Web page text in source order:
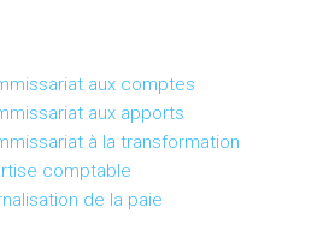
aux comptes
aux apports
à la transformation
comptable
de la paie